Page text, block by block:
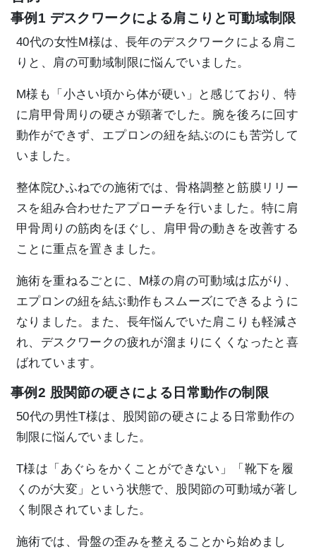
事例1 デスクワークによる肩こりと可動域制限
40代の女性M様は、長年のデスクワークによる肩こ
りと、肩の可動域制限に悩んでいました。
M様も「小さい頃から体が硬い」と感じており、特
に肩甲骨周りの硬さが顕著でした。腕を後ろに回す
動作ができず、エプロンの紐を結ぶのにも苦労して
いました。
整体院ひふねでの施術では、骨格調整と筋膜リリー
スを組み合わせたアプローチを行いました。特に肩
甲骨周りの筋肉をほぐし、肩甲骨の動きを改善する
ことに重点を置きました。
施術を重ねるごとに、M様の肩の可動域は広がり、
エプロンの紐を結ぶ動作もスムーズにできるように
なりました。また、長年悩んでいた肩こりも軽減さ
れ、デスクワークの疲れが溜まりにくくなったと喜
ばれています。
事例2 股関節の硬さによる日常動作の制限
50代の男性T様は、股関節の硬さによる日常動作の
制限に悩んでいました。
T様は「あぐらをかくことができない」「靴下を履
くのが大変」という状態で、股関節の可動域が著し
く制限されていました。
施術では、骨盤の歪みを整えることから始めまし